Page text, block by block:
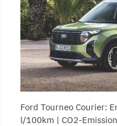
Ford Tourneo Courier:
l/100km | CO2-